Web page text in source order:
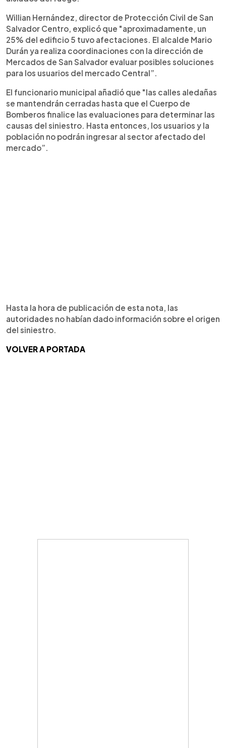
Willian Hernández, director de Protección Civil de San
Salvador Centro, explicó que "aproximadamente, un
25% del edificio 5 tuvo afectaciones. El alcalde Mario
Durán ya realiza coordinaciones con la dirección de
Mercados de San Salvador evaluar posibles soluciones
para los usuarios del mercado Central”.
El funcionario municipal añadió que "las calles aledañas
se mantendrán cerradas hasta que el Cuerpo de
Bomberos finalice las evaluaciones para determinar las
causas del siniestro. Hasta entonces, los usuarios y la
población no podrán ingresar al sector afectado del
mercado”.
Hasta la hora de publicación de esta nota, las
autoridades no habían dado información sobre el origen
del siniestro.
VOLVER A PORTADA